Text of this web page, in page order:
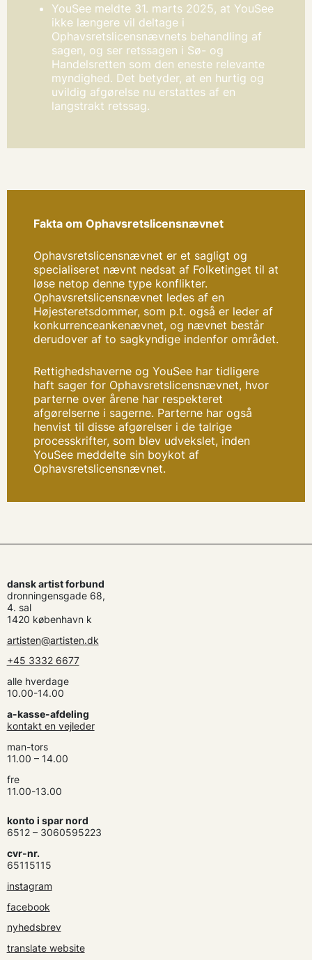
YouSee meldte 31. marts 2025, at YouSee
ikke længere vil deltage i
Ophavsretslicensnævnets behandling af
sagen, og ser retssagen i Sø- og
Handelsretten som den eneste relevante
myndighed. Det betyder, at en hurtig og
uvildig afgørelse nu erstattes af en
langstrakt retssag.
Fakta om Ophavsretslicensnævnet
Ophavsretslicensnævnet er et sagligt og
specialiseret nævnt nedsat af Folketinget til at
løse netop denne type konflikter.
Ophavsretslicensnævnet ledes af en
Højesteretsdommer, som p.t. også er leder af
konkurrenceankenævnet, og nævnet består
derudover af to sagkyndige indenfor området.
Rettighedshaverne og YouSee har tidligere
haft sager for Ophavsretslicensnævnet, hvor
parterne over årene har respekteret
afgørelserne i sagerne. Parterne har også
henvist til disse afgørelser i de talrige
processkrifter, som blev udvekslet, inden
YouSee meddelte sin boykot af
Ophavsretslicensnævnet.
dansk artist forbund
dronningensgade 68,
4. sal
1420 københavn k
artisten@artisten.dk
+45 3332 6677
alle hverdage
10.00-14.00
a-kasse-afdeling
kontakt en vejleder
man-tors
11.00 – 14.00
fre
11.00-13.00
konto i spar nord
6512 – 3060595223
cvr-nr.
65115115
instagram
facebook
nyhedsbrev
translate website